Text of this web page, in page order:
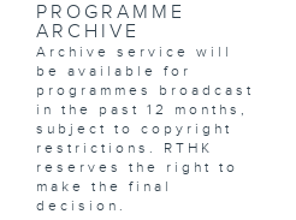
PROGRAMME
ARCHIVE
Archive service will
be available for
programmes broadcast
in the past 12 months,
subject to copyright
restrictions. RTHK
reserves the right to
make the final
decision.